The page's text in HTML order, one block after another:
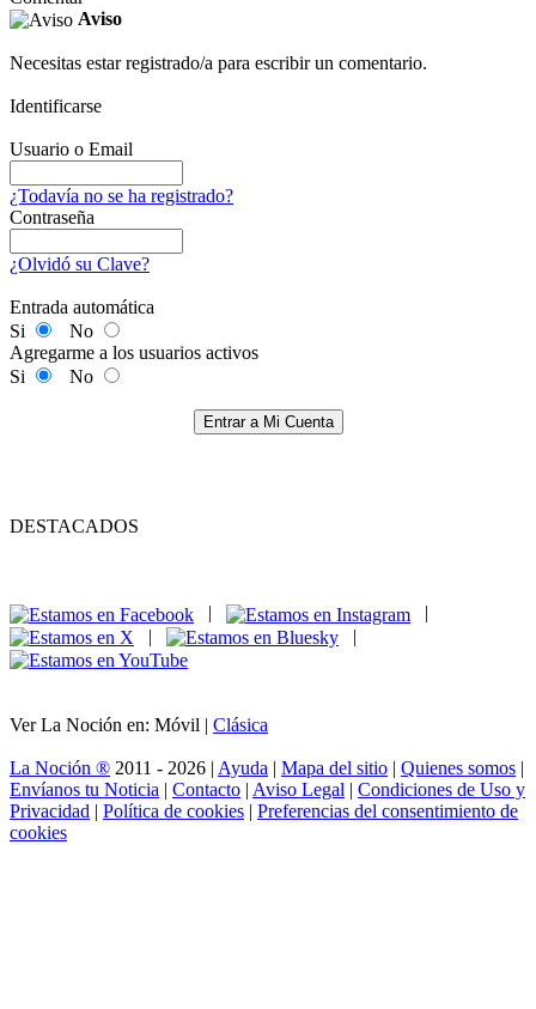
Aviso
Necesitas estar registrado/a para escribir un comentario.
Identificarse
Usuario o Email
¿Todavía no se ha registrado?
Contraseña
¿Olvidó su Clave?
Entrada automática
Si
No
Agregarme a los usuarios activos
Si
No
Entrar a Mi Cuenta
DESTACADOS
|
|
Ver La Noción en: Móvil | Clásica
La Noción ® 2011 - 2026 | Ayuda | Mapa del sitio | Quienes somos |
Envíanos tu Noticia | Contacto | Aviso Legal | Condiciones de Uso y
Privacidad | Política de cookies | Preferencias del consentimiento de
cookies